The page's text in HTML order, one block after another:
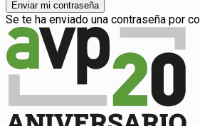
Se te ha enviado una contraseña por